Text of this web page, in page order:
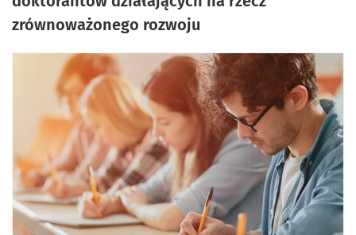
zrównoważonego rozwoju